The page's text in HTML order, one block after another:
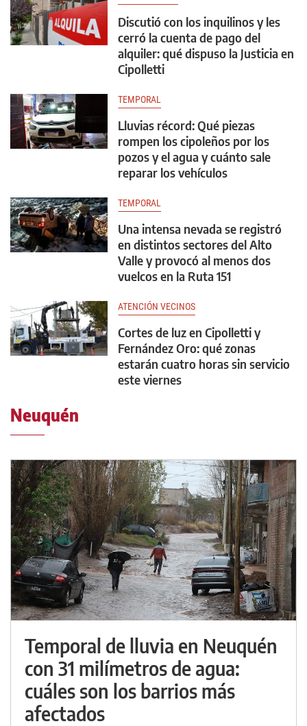
Discutió con los inquilinos y les
cerró la cuenta de pago del
alquiler: qué dispuso la Justicia en
Cipolletti
TEMPORAL
Lluvias récord: Qué piezas
rompen los cipoleños por los
pozos y el agua y cuánto sale
reparar los vehículos
TEMPORAL
Una intensa nevada se registró
en distintos sectores del Alto
Valle y provocó al menos dos
vuelcos en la Ruta 151
ATENCIÓN VECINOS
Cortes de luz en Cipolletti y
Fernández Oro: qué zonas
estarán cuatro horas sin servicio
este viernes
Neuquén
Temporal de lluvia en Neuquén
con 31 milímetros de agua:
cuáles son los barrios más
afectados